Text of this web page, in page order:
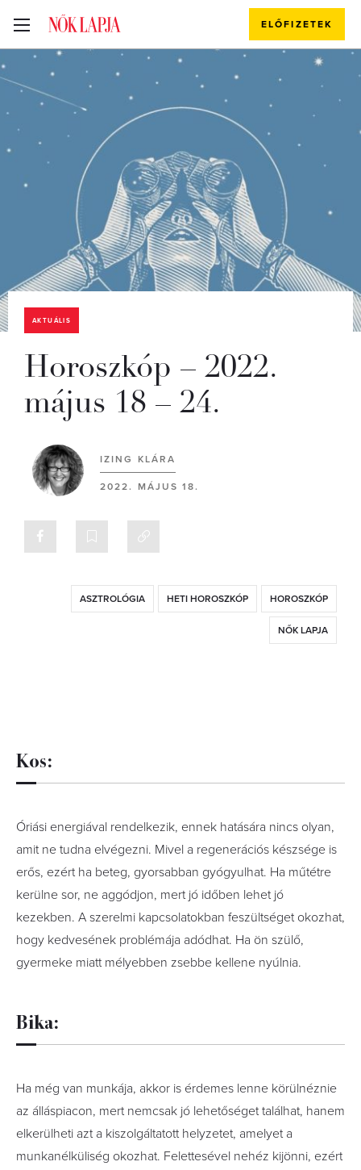
ELŐFIZETEK
AKTUÁLIS
Horoszkóp – 2022.
május 18 – 24.
IZING KLÁRA
2022. MÁJUS 18.
ASZTROLÓGIA HETI HOROSZKÓP HOROSZKÓP
NŐK LAPJA
Kos:
Óriási energiával rendelkezik, ennek hatására nincs olyan,
amit ne tudna elvégezni. Mivel a regenerációs készsége is
erős, ezért ha beteg, gyorsabban gyógyulhat. Ha műtétre
kerülne sor, ne aggódjon, mert jó időben lehet jó
kezekben. A szerelmi kapcsolatokban feszültséget okozhat,
hogy kedvesének problémája adódhat. Ha ön szülő,
gyermeke miatt mélyebben zsebbe kellene nyúlnia.
Bika:
Ha még van munkája, akkor is érdemes lenne körülnéznie
az álláspiacon, mert nemcsak jó lehetőséget találhat, hanem
elkerülheti azt a kiszolgáltatott helyzetet, amelyet a
munkanélküliség okozhat. Felettesével nehéz kijönni, ezért